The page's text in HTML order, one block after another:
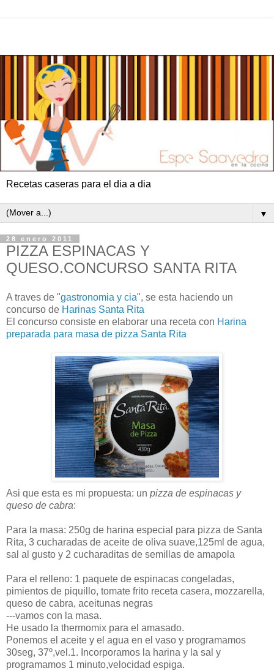
Recetas caseras para el dia a dia
▼
28 enero 2011
PIZZA ESPINACAS Y
QUESO.CONCURSO SANTA RITA
A traves de "gastronomia y cia", se esta haciendo un
concurso de Harinas Santa Rita
El concurso consiste en elaborar una receta con Harina
preparada para masa de pizza Santa Rita
Asi que esta es mi propuesta: un pizza de espinacas y
queso de cabra:
Para la masa: 250g de harina especial para pizza de Santa
Rita, 3 cucharadas de aceite de oliva suave,125ml de agua,
sal al gusto y 2 cucharaditas de semillas de amapola
Para el relleno: 1 paquete de espinacas congeladas,
pimientos de piquillo, tomate frito receta casera, mozzarella,
queso de cabra, aceitunas negras
---vamos con la masa.
He usado la thermomix para el amasado.
Ponemos el aceite y el agua en el vaso y programamos
30seg, 37º,vel.1. Incorporamos la harina y la sal y
programamos 1 minuto,velocidad espiga.